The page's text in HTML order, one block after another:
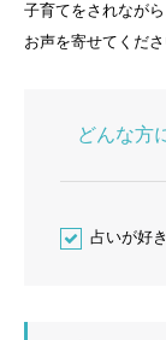
子育てをされなが
お声を寄せてくださ
どんな方
占いが好